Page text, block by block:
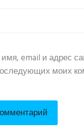
email и адрес
моих